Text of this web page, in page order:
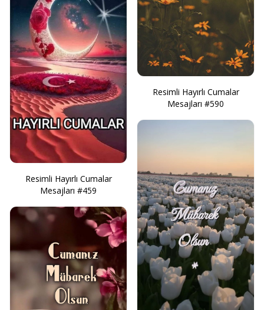
Resimli Hayırlı Cumalar
Mesajları #459
Resimli Hayırlı Cumalar
Mesajları #590